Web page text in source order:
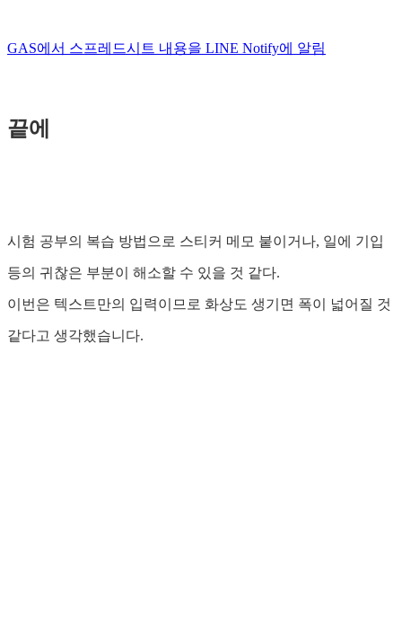
GAS에서 스프레드시트 내용을 LINE Notify에 알림
끝에
시험 공부의 복습 방법으로 스티커 메모 붙이거나, 일에 기입
등의 귀찮은 부분이 해소할 수 있을 것 같다.
이번은 텍스트만의 입력이므로 화상도 생기면 폭이 넓어질 것
같다고 생각했습니다.